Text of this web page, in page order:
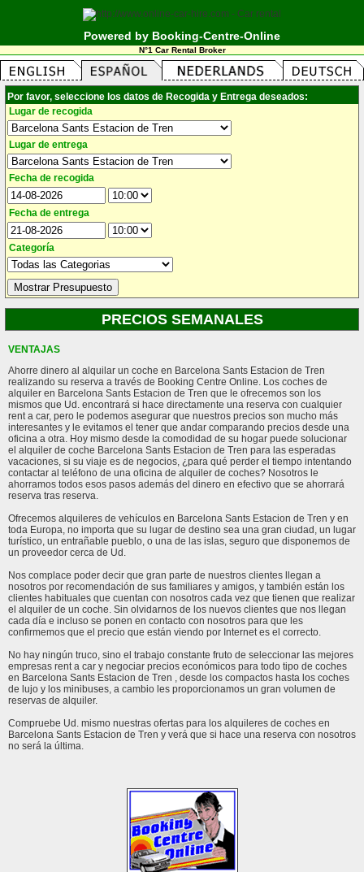
Powered by Booking-Centre-Online
N°1 Car Rental Broker
Por favor, seleccione los datos de Recogida y Entrega deseados:
Lugar de recogida
Lugar de entrega
Fecha de recogida
Fecha de entrega
Categoría
PRECIOS SEMANALES
VENTAJAS
Ahorre dinero al alquilar un coche en Barcelona Sants Estacion de Tren
realizando su reserva a través de Booking Centre Online. Los coches de
alquiler en Barcelona Sants Estacion de Tren que le ofrecemos son los
mismos que Ud. encontrará si hace directamente una reserva con cualquier
rent a car, pero le podemos asegurar que nuestros precios son mucho más
interesantes y le evitamos el tener que andar comparando precios desde una
oficina a otra. Hoy mismo desde la comodidad de su hogar puede solucionar
el alquiler de coche Barcelona Sants Estacion de Tren para las esperadas
vacaciones, si su viaje es de negocios, ¿para qué perder el tiempo intentando
contactar al teléfono de una oficina de alquiler de coches? Nosotros le
ahorramos todos esos pasos además del dinero en efectivo que se ahorrará
reserva tras reserva.
Ofrecemos alquileres de vehículos en Barcelona Sants Estacion de Tren y en
toda Europa, no importa que su lugar de destino sea una gran ciudad, un lugar
turístico, un entrañable pueblo, o una de las islas, seguro que disponemos de
un proveedor cerca de Ud.
Nos complace poder decir que gran parte de nuestros clientes llegan a
nosotros por recomendación de sus familiares y amigos, y también están los
clientes habituales que cuentan con nosotros cada vez que tienen que realizar
el alquiler de un coche. Sin olvidarnos de los nuevos clientes que nos llegan
cada día e incluso se ponen en contacto con nosotros para que les
confirmemos que el precio que están viendo por Internet es el correcto.
No hay ningún truco, sino el trabajo constante fruto de seleccionar las mejores
empresas rent a car y negociar precios económicos para todo tipo de coches
en Barcelona Sants Estacion de Tren , desde los compactos hasta los coches
de lujo y los minibuses, a cambio les proporcionamos un gran volumen de
reservas de alquiler.
Compruebe Ud. mismo nuestras ofertas para los alquileres de coches en
Barcelona Sants Estacion de Tren y verá que si hace una reserva con nosotros
no será la última.